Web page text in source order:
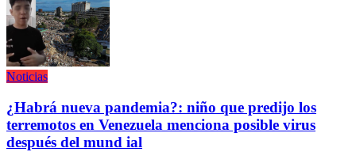
Noticias
¿Habrá nueva pandemia?: niño que predijo los
terremotos en Venezuela menciona posible virus
después del mund ial